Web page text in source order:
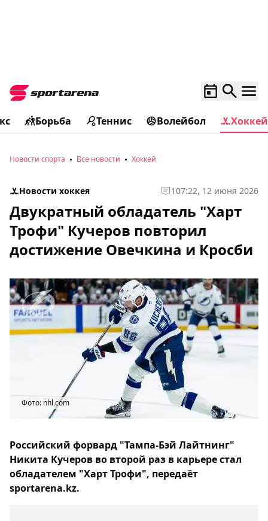
Борьба Теннис Волейбол Хоккей
Новости спорта Все новости Хоккей
Новости хоккея 107:22, 12 июня 2026
Двукратный обладатель "Харт
Трофи" Кучеров повторил
достижение Овечкина и Кросби
Фото: nhl.com
Российский форвард "Тампа-Бэй Лайтнинг"
Никита Кучеров во второй раз в карьере стал
обладателем "Харт Трофи", передаёт
sportarena.kz.